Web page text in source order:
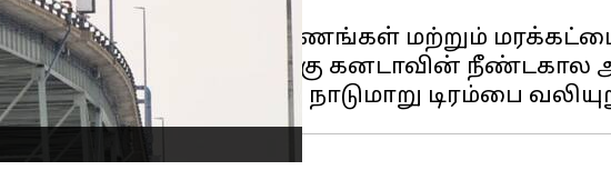
நுகர்வோர் உபகரணங்கள் மற்றும்
அமெரிக்காவிற்கு கனடாவின் நீண்டகால